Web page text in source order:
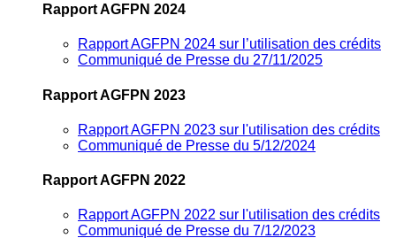
Rapport AGFPN 2024
Rapport AGFPN 2024 sur l’utilisation des crédits
Communiqué de Presse du 27/11/2025
Rapport AGFPN 2023
Rapport AGFPN 2023 sur l'utilisation des crédits
Communiqué de Presse du 5/12/2024
Rapport AGFPN 2022
Rapport AGFPN 2022 sur l'utilisation des crédits
Communiqué de Presse du 7/12/2023